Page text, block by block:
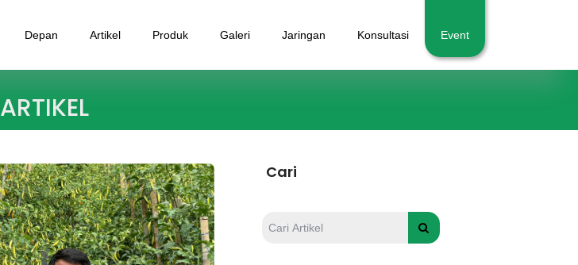
Depan Artikel Produk Galeri Jaringan Konsultasi Event
ARTIKEL
Cari